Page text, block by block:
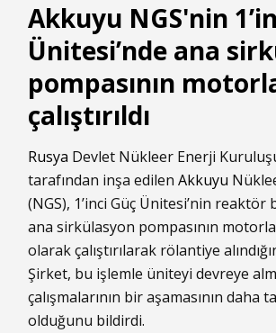
Akkuyu NGS'nin
Ünitesi’nde ana
pompasının
çalıştırıldı
Rusya Devlet Nükleer Enerji
tarafından inşa edilen Akkuyu
(NGS), 1’inci Güç Ünitesi’nin reaktör
ana sirkülasyon pompasının
olarak çalıştırılarak rölantiye
Şirket, bu işlemle üniteyi devreye
çalışmalarının bir aşamasının daha
olduğunu bildirdi.